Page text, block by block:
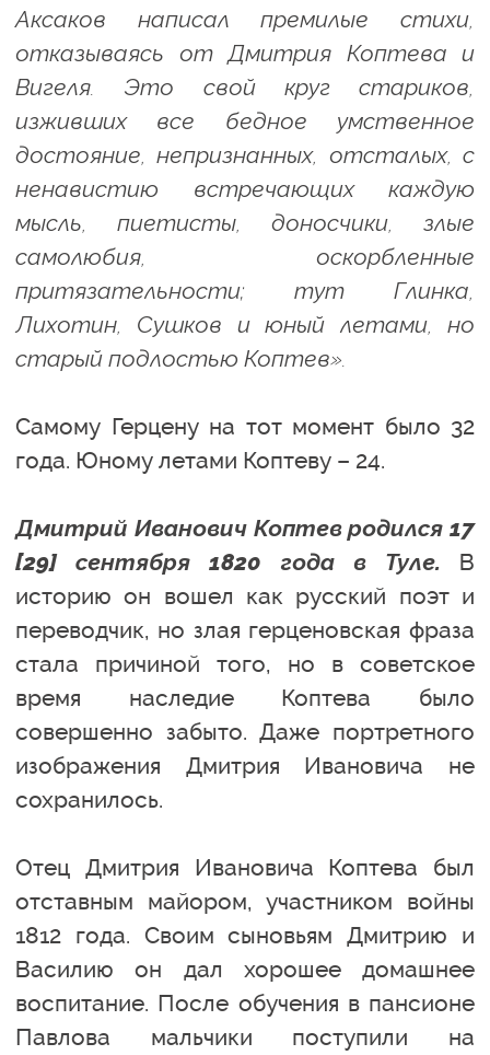
Аксаков написал премилые стихи,
отказываясь от Дмитрия Коптева и
Вигеля. Это свой круг стариков,
изживших все бедное умственное
достояние, непризнанных, отсталых, с
ненавистию встречающих каждую
мысль, пиетисты, доносчики, злые
самолюбия, оскорбленные
притязательности; тут Глинка,
Лихотин, Сушков и юный летами, но
старый подлостью Коптев».
Самому Герцену на тот момент было 32
года. Юному летами Коптеву – 24.
Дмитрий Иванович Коптев родился 17
[29] сентября 1820 года в Туле. В
историю он вошел как русский поэт и
переводчик, но злая герценовская фраза
стала причиной того, но в советское
время наследие Коптева было
совершенно забыто. Даже портретного
изображения Дмитрия Ивановича не
сохранилось.
Отец Дмитрия Ивановича Коптева был
отставным майором, участником войны
1812 года. Своим сыновьям Дмитрию и
Василию он дал хорошее домашнее
воспитание. После обучения в пансионе
Павлова мальчики поступили на